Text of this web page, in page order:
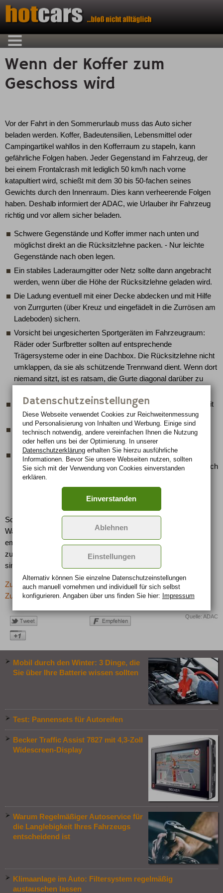
Wenn der Koffer zum
Geschoss wird
Vor der Fahrt in den Sommerurlaub muss das Auto sicher
beladen werden. Koffer, Badeutensilien, Lebensmittel oder
Campingartikel wahllos in den Kofferraum zu stapeln, kann
gefährliche Folgen haben. Jeder Gegenstand im Fahrzeug, der
bei einem Frontalcrash mit lediglich 50 km/h nach vorne
katapultiert wird, schießt mit dem 30 bis 50-fachen seines
Gewichts durch den Innenraum. Dies kann verheerende Folgen
haben. Deshalb informiert der ADAC, wie Urlauber ihr Fahrzeug
richtig und vor allem sicher beladen.
Schwere Gegenstände und Koffer immer nach unten und
möglichst direkt an die Rücksitzlehne packen. - Nur leichte
Gegenstände nach oben legen.
Ein stabiles Laderaumgitter oder Netz sollte dann angebracht
werden, wenn über die Höhe der Rücksitzlehne geladen wird.
Die Ladung eventuell mit einer Decke abdecken und mit Hilfe
von Zurrgurten (über Kreuz und eingefädelt in die Zurrösen am
Ladeboden) sichern.
Vorsicht bei ungesicherten Sportgeräten im Fahrzeugraum:
Räder oder Surfbretter sollten auf entsprechende
Trägersysteme oder in eine Dachbox. Die Rücksitzlehne nicht
umklappen, da sie als schützende Trennwand dient. Wenn dort
niemand sitzt, ist es ratsam, die Gurte diagonal darüber zu
Wer Gegenstände auf der Rückbank verstaut, sollte diese mit
den Fahrzeuggurten befestigen.
Besonders schwere Gegenstände können im Fußraum
untergebracht werden.
Die Insassen müssen immer mit Gurt, Kinder zusätzlich mit
einem entsprechenden Kindersitz gesichert sein. Wichtig: Auch
beim Schlafen muss eine korrekte und aufrechte Sitzposition
gewährleistet sein. Extrem gefährlich sind z.B. Füße auf dem
Sollten sich unter dem Kofferraumboden wichtige Dinge wie
Warnwesten, Verbandskasten und Warndreieck befinden,
empfiehlt der ADAC, diese vor dem Beladen an einem leichter
zugänglichen Ort zu verstauen, damit sie im Notfall griffbereit
sind.
Zurück zur letzten Seite
Zur Übersicht: -> Auto im Urlaub
Quelle: ADAC
Mobil durch den Winter: 3 Dinge, die
Sie über Ihre Batterie wissen sollten
Test: Pannensets für Autoreifen
Becker Traffic Assist 7827 mit 4,3-Zoll
Widescreen-Display
Warum Regelmäßiger Autoservice für
die Langlebigkeit Ihres Fahrzeugs
entscheidend ist
Klimaanlage im Auto: Filtersystem regelmäßig
austauschen lassen
Datenschutzeinstellungen
Diese Webseite verwendet Cookies zur Reichweiten­messung
und Personalisierung von Inhalten und Werbung. Einige sind
technisch notwendig, andere vereinfachen Ihnen die Nutzung
oder helfen uns bei der Optimierung. In unserer
Datenschutzerklärungerhalten Sie hierzu ausführliche
Informationen. Bevor Sie unsere Webseiten nutzen, sollten
Sie sich mit der Verwendung von Cookies einverstanden
erklären.
Einverstanden
Ablehnen
Einstellungen
Alternativ können Sie einzelne Datenschutz­ein­stellungen
auch manuell vor­nehmen und indivi­duell für sich selbst
konfigurieren. Angaben über uns finden Sie hier: Impressum